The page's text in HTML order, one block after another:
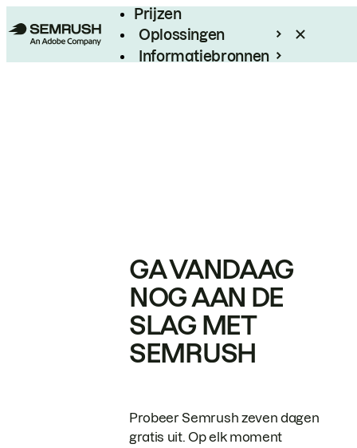
Prijzen
Oplossingen
Informatiebronnen
GA VANDAAG
NOG AAN DE
SLAG MET
SEMRUSH
Probeer Semrush zeven dagen
gratis uit. Op elk moment